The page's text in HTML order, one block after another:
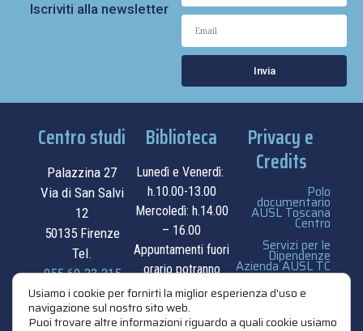
Iscriviti alla newsletter
Invia
Centro studi
Palazzina 27
Via di San Salvi
12
50135 Firenze
Tel.
055.69.33.315
contatti
Biblioteca
Lunedì e Venerdì:
h.10.00-13.00
Mercoledì: h.14.00
– 16.00
Appuntamenti fuori
orario potranno
essere
concordati su
appuntamento.
Privacy e
Credits
Polo
documentario
AUSL Toscana
Centro
Servizi per le
Dipendenze
Azienda AUSL TC
privacy e cookie
Usiamo i cookie per fornirti la miglior esperienza d'uso e
navigazione sul nostro sito web.
Puoi trovare altre informazioni riguardo a quali cookie usiamo